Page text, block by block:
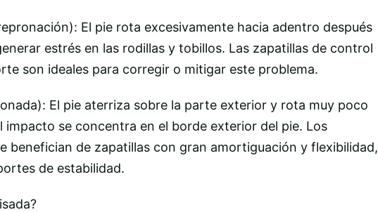
El pie rota excesivamente hacia adentro después
estrés en las rodillas y tobillos. Las zapatillas de control
son ideales para corregir o mitigar este problema.
El pie aterriza sobre la parte exterior y rota muy poco
impacto se concentra en el borde exterior del pie. Los
benefician de zapatillas con gran amortiguación y flexibilidad,
de estabilidad.